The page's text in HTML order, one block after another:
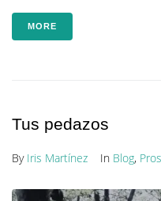
MORE
Tus pedazos
By Iris Martínez In Blog,